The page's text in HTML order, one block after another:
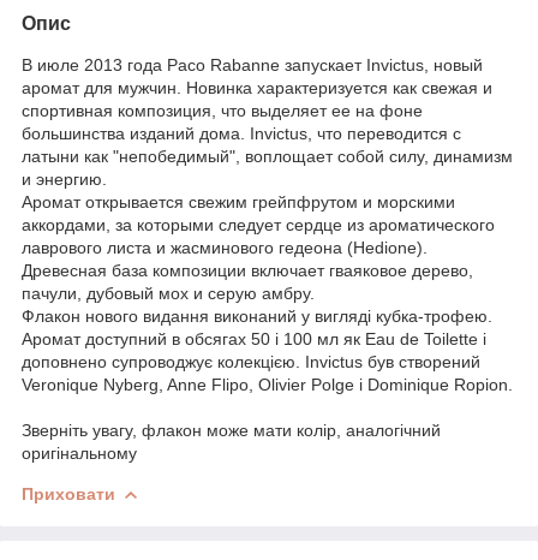
Опис
В июле 2013 года Paco Rabanne запускает Invictus, новый
аромат для мужчин. Новинка характеризуется как свежая и
спортивная композиция, что выделяет ее на фоне
большинства изданий дома. Invictus, что переводится с
латыни как "непобедимый", воплощает собой силу, динамизм
и энергию.
Аромат открывается свежим грейпфрутом и морскими
аккордами, за которыми следует сердце из ароматического
лаврового листа и жасминового гедеона (Hedione).
Древесная база композиции включает гваяковое дерево,
пачули, дубовый мох и серую амбру.
Флакон нового видання виконаний у вигляді кубка-трофею.
Аромат доступний в обсягах 50 і 100 мл як Eau de Toilette і
доповнено супроводжує колекцією. Invictus був створений
Veronique Nyberg, Anne Flipo, Olivier Polge і Dominique Ropion.
Зверніть увагу, флакон може мати колір, аналогічний
оригінальному
Приховати